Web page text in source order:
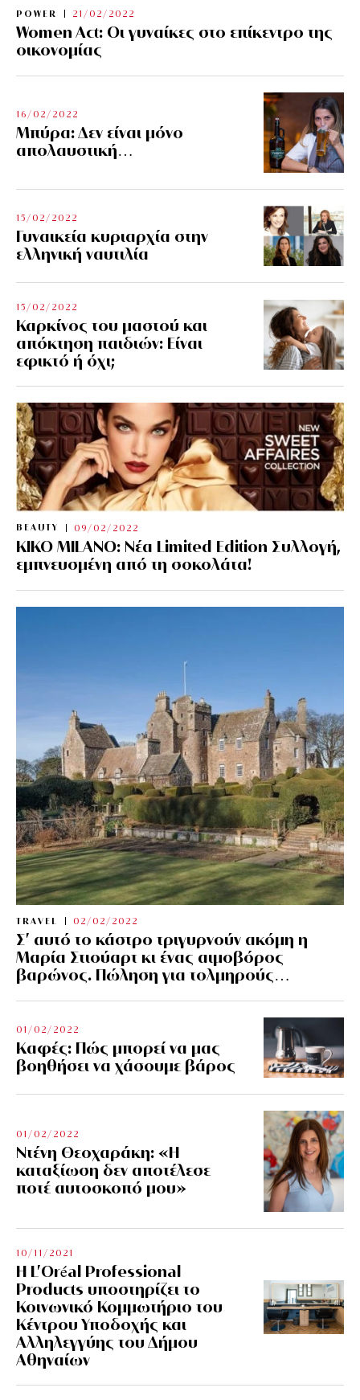
POWER 21/02/2022
Women Act: Οι γυναίκες στο επίκεντρο της
οικονομίας
16/02/2022
Μπύρα: Δεν είναι μόνο
απολαυστική…
15/02/2022
Γυναικεία κυριαρχία στην
ελληνική ναυτιλία
15/02/2022
Καρκίνος του μαστού και
απόκτηση παιδιών: Είναι
εφικτό ή όχι;
BEAUTY 09/02/2022
KIKO MILANO: Νέα Limited Edition Συλλογή,
εμπνευσμένη από τη σοκολάτα!
TRAVEL 02/02/2022
Σ’ αυτό το κάστρο τριγυρνούν ακόμη η
Μαρία Στιούαρτ κι ένας αιμοβόρος
βαρώνος. Πώληση για τολμηρούς…
01/02/2022
Kαφές: Πώς μπορεί να μας
βοηθήσει να χάσουμε βάρος
01/02/2022
Ντένη Θεοχαράκη: «Η
καταξίωση δεν αποτέλεσε
ποτέ αυτοσκοπό μου»
10/11/2021
Η L’Οréal Professional
Products υποστηρίζει το
Κοινωνικό Κομμωτήριο του
Κέντρου Υποδοχής και
Αλληλεγγύης του Δήμου
Αθηναίων